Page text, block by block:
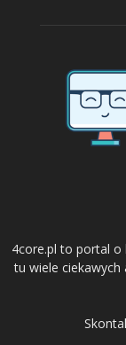
4core.pl to portal o
tu wiele ciekawych